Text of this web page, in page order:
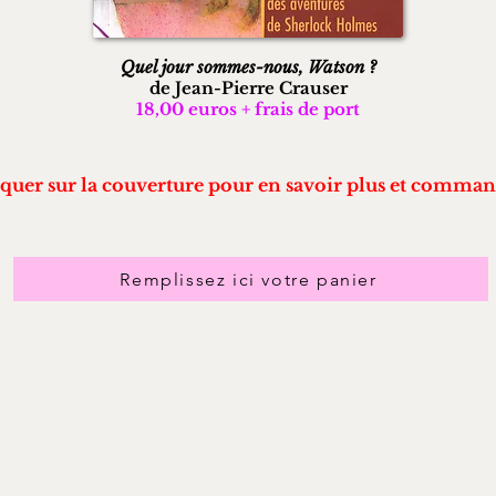
Quel jour sommes-nous, Watson ?
de Jean-Pierre Crauser
18,00 euros + frais de port
sur la couverture pour en savoir plus et
Remplissez ici votre panier